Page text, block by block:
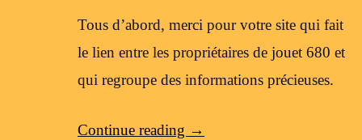
Tous d’abord, merci pour votre site qui fait
le lien entre les propriétaires de jouet 680 et
qui regroupe des informations précieuses.
Continue reading →